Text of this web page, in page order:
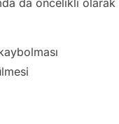
da öncelikli olarak